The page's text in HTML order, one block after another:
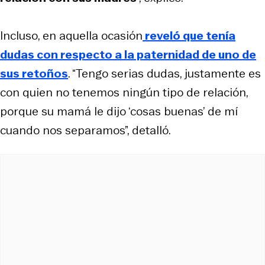
Incluso, en aquella ocasión reveló que tenía
dudas con respecto a la paternidad de uno de
sus retoños. “Tengo serias dudas, justamente es
con quien no tenemos ningún tipo de relación,
porque su mamá le dijo ‘cosas buenas’ de mí
cuando nos separamos”, detalló.